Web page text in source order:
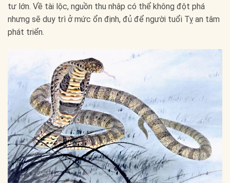
tư lớn. Về tài lộc, nguồn thu nhập có thể không đột phá
nhưng sẽ duy trì ở mức ổn định, đủ để người tuổi Tỵ an tâm
phát triển.